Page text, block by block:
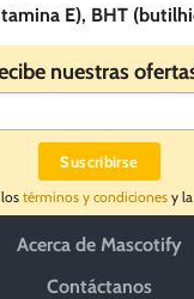
E), BHT
nuestras
términos y condiciones y la
Acerca de Mascotify
Contáctanos